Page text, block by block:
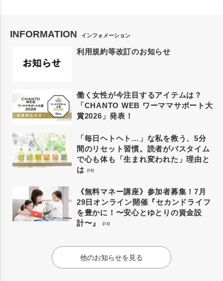
INFORMATION インフォメーション
利用規約等改訂のお知らせ
働く女性が今注目するアイテムは？
「CHANTO WEB ワーママサポート大
賞2026」発表！
「毎日ヘトヘト…」な私を救う、5分
間のリセット習慣。読者がバスタイム
で心も体も「生まれ変われた」理由と
は PR
《無料マネー講座》参加者募集！7月
29日オンライン開催『セカンドライフ
を豊かに！〜安心とゆとりの資金設
計〜』
PR
他のお知らせを見る